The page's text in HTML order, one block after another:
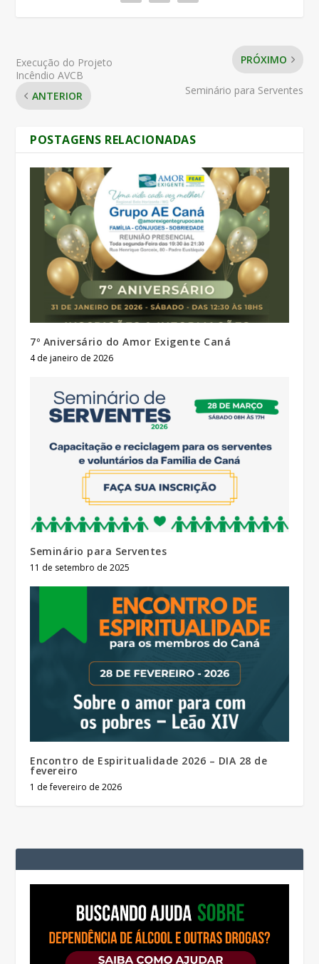
Execução do Projeto
Incêndio AVCB
ANTERIOR
PRÓXIMO
Seminário para Serventes
POSTAGENS RELACIONADAS
7º Aniversário do Amor Exigente Caná
4 de janeiro de 2026
Seminário para Serventes
11 de setembro de 2025
Encontro de Espiritualidade 2026 – DIA 28 de
fevereiro
1 de fevereiro de 2026